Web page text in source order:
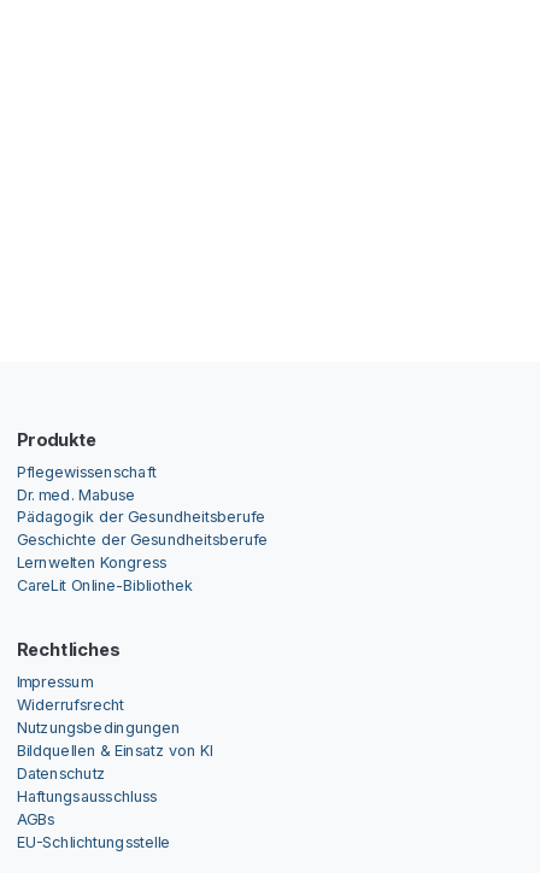
Produkte
Pflegewissenschaft
Dr. med. Mabuse
Pädagogik der Gesundheitsberufe
Geschichte der Gesundheitsberufe
Lernwelten Kongress
CareLit Online-Bibliothek
Rechtliches
Impressum
Widerrufsrecht
Nutzungsbedingungen
Bildquellen & Einsatz von KI
Datenschutz
Haftungsausschluss
AGBs
EU-Schlichtungsstelle